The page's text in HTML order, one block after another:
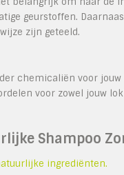
geurstoffen.
zijn geteeld.
chemicaliën voor
voor zowel jouw
Shampoo
ingrediënten.